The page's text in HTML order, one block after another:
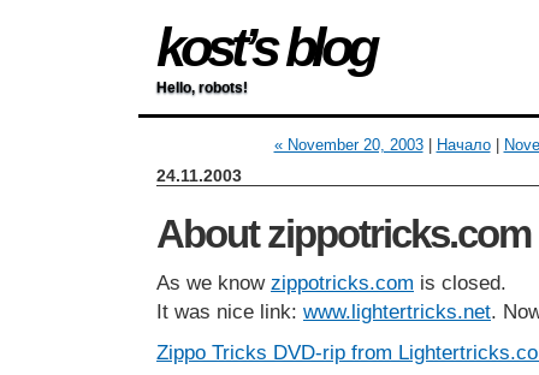
kost’s blog
Hello, robots!
« November 20, 2003| Начало|
24.11.2003
About zippotricks.com
As we know zippotricks.com is closed.
It was nice link: www.lightertricks.net.
Zippo Tricks DVD-rip from